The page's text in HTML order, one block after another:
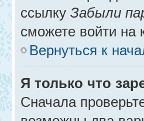
ссылку Забыли
сможете войти на
Вернуться к
Я только что
Сначала